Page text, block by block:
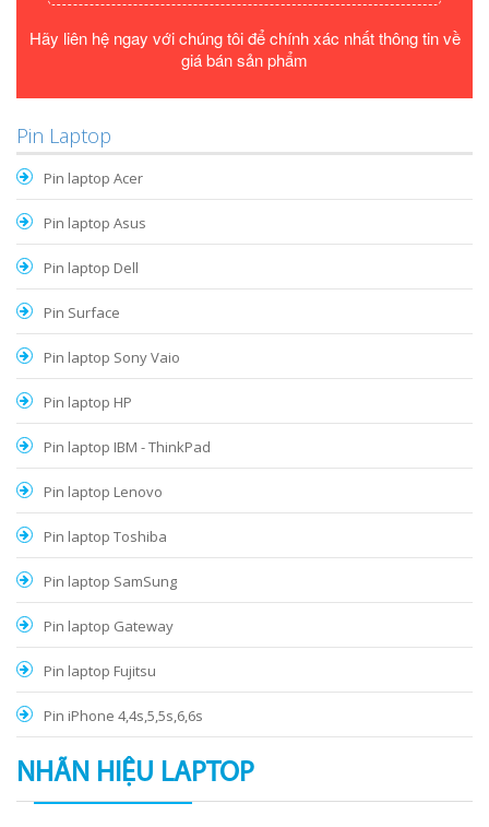
Hãy liên hệ ngay với chúng tôi để chính xác nhất thông tin về
giá bán sản phẩm
Pin Laptop
Pin laptop Acer
Pin laptop Asus
Pin laptop Dell
Pin Surface
Pin laptop Sony Vaio
Pin laptop HP
Pin laptop IBM - ThinkPad
Pin laptop Lenovo
Pin laptop Toshiba
Pin laptop SamSung
Pin laptop Gateway
Pin laptop Fujitsu
Pin iPhone 4,4s,5,5s,6,6s
NHÃN HIỆU LAPTOP